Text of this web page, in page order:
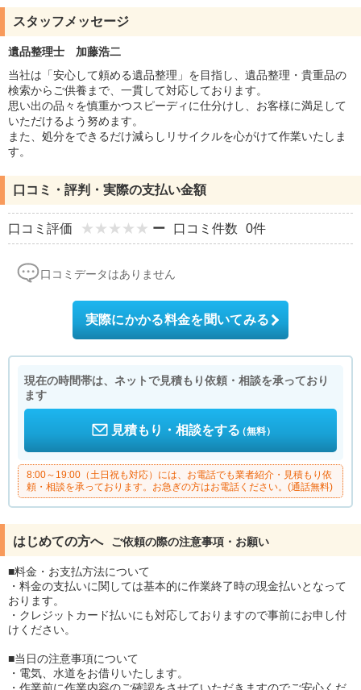
スタッフメッセージ
遺品整理士 加藤浩二
当社は「安心して頼める遺品整理」を目指し、遺品整理・貴重品の
検索からご供養まで、一貫して対応しております。
思い出の品々を慎重かつスピーディに仕分けし、お客様に満足して
いただけるよう努めます。
また、処分をできるだけ減らしリサイクルを心がけて作業いたしま
す。
口コミ・評判・実際の支払い金額
口コミ評価 ー 口コミ件数 0件
口コミデータはありません
実際にかかる料金を聞いてみる
現在の時間帯は、ネットで見積もり依頼・相談を承っており
ます
見積もり・相談をする（無料）
8:00～19:00（土日祝も対応）には、お電話でも業者紹介・見積もり依
頼・相談を承っております。お急ぎの方はお電話ください。(通話無料)
はじめての方へ ご依頼の際の注意事項・お願い
■料金・お支払方法について
・料金の支払いに関しては基本的に作業終了時の現金払いとなって
おります。
・クレジットカード払いにも対応しておりますので事前にお申し付
けください。
■当日の注意事項について
・電気、水道をお借りいたします。